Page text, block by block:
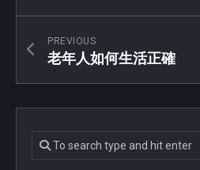
PREVIOUS
老年人如何生活正確